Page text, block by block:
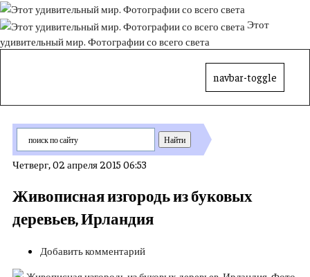
Этот
удивительный мир. Фотографии со всего света
navbar-toggle
Четверг, 02 апреля 2015 06:53
Живописная изгородь из буковых
деревьев, Ирландия
Добавить комментарий